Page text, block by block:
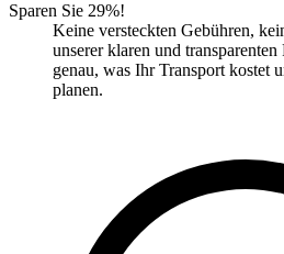
Sparen Sie 29%!
Keine versteckten Gebühren,
unserer klaren und
genau, was Ihr Transport kostet
planen.